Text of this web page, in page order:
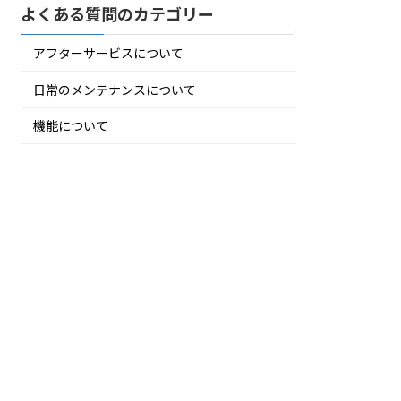
よくある質問のカテゴリー
アフターサービスについて
日常のメンテナンスについて
機能について